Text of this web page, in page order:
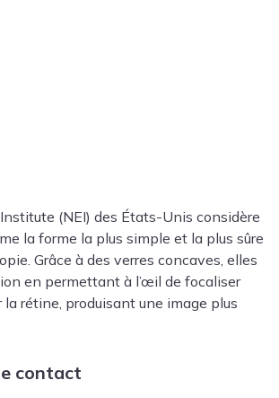
(NEI) des États-Unis considère
la forme la plus simple et la plus sûre
Grâce à des verres concaves, elles
en permettant à l’œil de focaliser
rétine, produisant une image plus
contact